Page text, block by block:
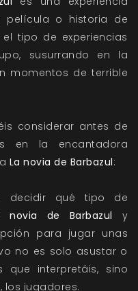
película o historia de
tipo de experiencias
susurrando en la
momentos de terrible
considerar antes de
en la encantadora
La novia de Barbazul:
decidir qué tipo de
novia de Barbazul y
para jugar unas
no es solo asustar o
que interpretáis, sino
los jugadores.